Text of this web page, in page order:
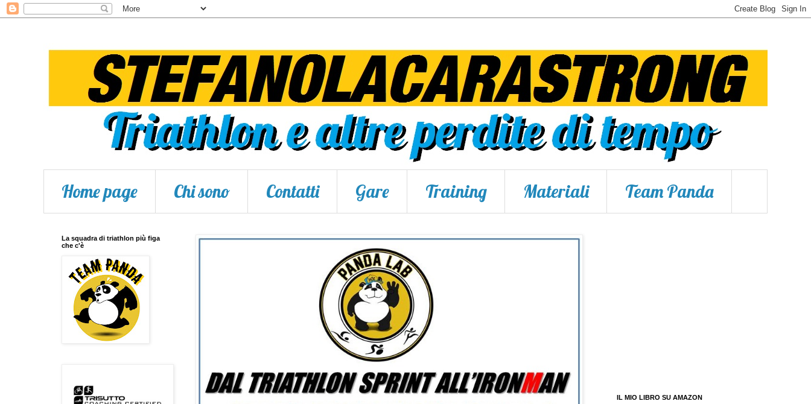
Home page Chi sono Contatti Gare Training Materiali Team Panda
La squadra di triathlon più figa
che c'è
IL MIO LIBRO SU AMAZON